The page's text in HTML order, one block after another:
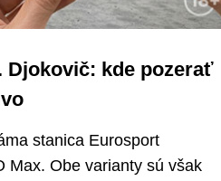
Djokovič: kde pozerať
stanica Eurosport
Max. Obe varianty sú však